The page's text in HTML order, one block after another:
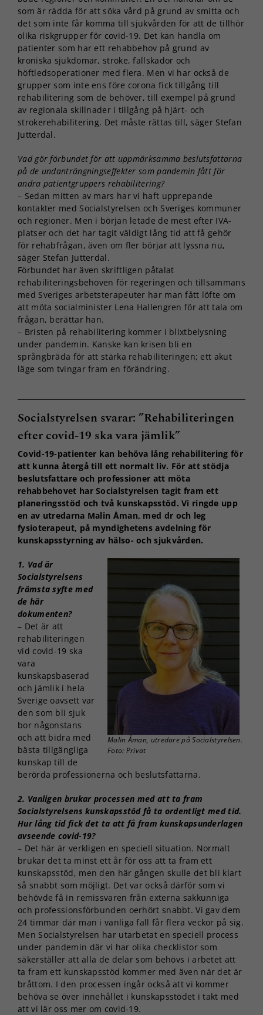
som är rädda för att söka vård på grund av smitta och
det som inte får komma till sjukvården för att de tillhör
olika riskgrupper för covid-19. Det kan handla om
patienter som har ett rehabbehov på grund av
kroniska sjukdomar, stroke, fallskador och
höftledsoperationer med flera. Men vi har också de
grupper som inte ens före corona fick tillgång till
rehabilitering som de behöver, till exempel på grund
av regionala skillnader i tillgång på hjärt- och
strokerehabilitering. Det måste rättas till, säger Stefan
Jutterdal.
Vad gör förbundet för att uppmärksamma beslutsfattarna
på de undanträngningseffekter som pandemin fått för
andra patientgruppers rehabilitering?
– Sedan mitten av mars har vi haft upprepande
kontakter med Socialstyrelsen och Sveriges kommuner
och regioner. Men i början letade de mest efter IVA-
platser och det har tagit väldigt lång tid att få gehör
för rehabfrågan, även om fler börjar att lyssna nu,
säger Stefan Jutterdal.
Förbundet har även skriftligen påtalat
rehabiliteringsbehoven för regeringen och tillsammans
med Sveriges arbetsterapeuter har man fått löfte om
att möta socialminister Lena Hallengren för att tala om
frågan, berättar han.
– Bristen på rehabilitering kommer i blixtbelysning
under pandemin. Kanske kan krisen bli en
språngbräda för att stärka rehabiliteringen; ett akut
läge som tvingar fram en förändring.
Socialstyrelsen svarar: ”Rehabiliteringen
efter covid-19 ska vara jämlik”
Covid-19-patienter kan behöva lång rehabilitering för
att kunna återgå till ett normalt liv. För att stödja
beslutsfattare och professioner att möta
rehabbehovet har Socialstyrelsen tagit fram ett
planeringsstöd och två kunskapsstöd. Vi ringde upp
en av utredarna Malin Åman, med dr och leg
fysioterapeut, på myndighetens avdelning för
kunskapsstyrning av hälso- och sjukvården.
Malin Åman, utredare på Socialstyrelsen.
Foto: Privat
1. Vad är
Socialstyrelsens
främsta syfte med
de här
dokumenten?
– Det är att
rehabiliteringen
vid covid-19 ska
vara
kunskapsbaserad
och jämlik i hela
Sverige oavsett var
den som bli sjuk
bor någonstans
och att bidra med
bästa tillgängliga
kunskap till de
berörda professionerna och beslutsfattarna.
2. Vanligen brukar processen med att ta fram
Socialstyrelsens kunskapsstöd få ta ordentligt med tid.
Hur lång tid fick det ta att få fram kunskapsunderlagen
avseende covid-19?
– Det här är verkligen en speciell situation. Normalt
brukar det ta minst ett år för oss att ta fram ett
kunskapsstöd, men den här gången skulle det bli klart
så snabbt som möjligt. Det var också därför som vi
behövde få in remissvaren från externa sakkunniga
och professionsförbunden oerhört snabbt. Vi gav dem
24 timmar där man i vanliga fall får flera veckor på sig.
Men Socialstyrelsen har utarbetat en speciell process
under pandemin där vi har olika checklistor som
säkerställer att alla de delar som behövs i arbetet att
ta fram ett kunskapsstöd kommer med även när det är
bråttom. I den processen ingår också att vi kommer
behöva se över innehållet i kunskapsstödet i takt med
att vi lär oss mer om covid-19.
Nödvändiga
går inte att
välja bort. De
behövs för
att hemsidan
över huvud
taget ska
fungera.
Statistik
För att vi ska
hemsidans
funktionalitet
uppbyggnad,
baserat på
hur
hemsidan
används.
prestera så
ditt besök.
de här
kakorna
kommer viss
funktionalitet
att försvinna
från
hemsidan.
Marknadsföring
Genom att dela
med dig av dina
intressen och ditt
beteende när du
surfar ökar du
chansen att få se
personligt
anpassat innehåll